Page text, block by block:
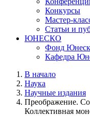
Конкурсы
Мастер-
Статьи и
ЮНЕСКО
Фонд
Кафедра
В начало
Наука
Научные издания
Преображение.
Коллективная